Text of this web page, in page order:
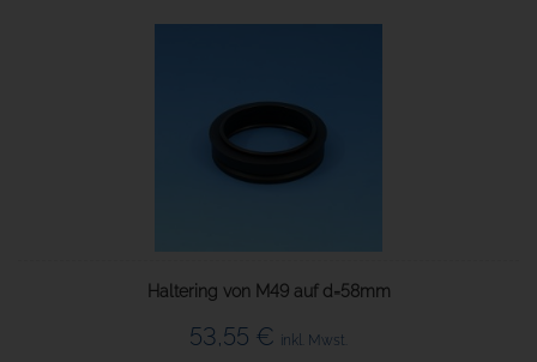
Haltering von M49 auf d=58mm
53,55 € inkl. Mwst.